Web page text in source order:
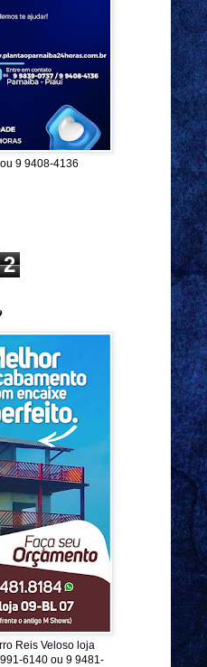
9 9408-4136
2
Reis Veloso loja
6140 ou 9 9481-